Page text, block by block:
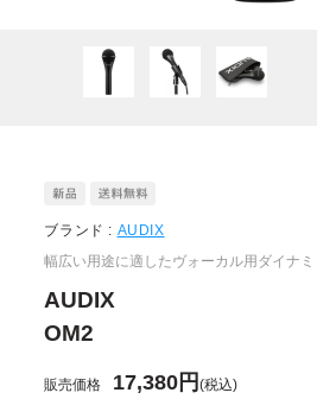
ブランド : AUDIX
幅広い用途に適したヴォーカル用ダイナミ
AUDIX
OM2
販売価格 17,380円(税込)